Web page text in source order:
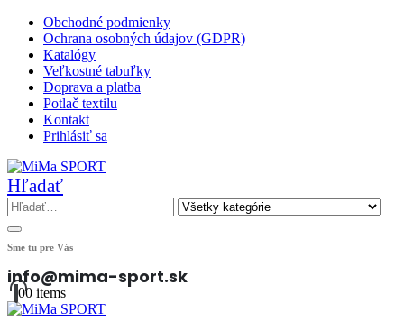
Obchodné podmienky
Ochrana osobných údajov (GDPR)
Katalógy
Veľkostné tabuľky
Doprava a platba
Potlač textilu
Kontakt
Prihlásiť sa
Hľadať
Sme tu pre Vás
info@mima-sport.sk
00 items